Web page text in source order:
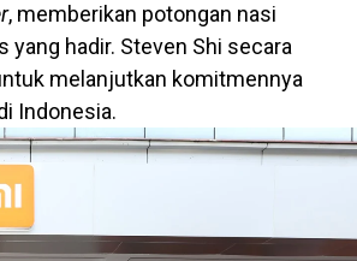
, memberikan potongan nasi
yang hadir. Steven Shi secara
melanjutkan komitmennya
Indonesia.